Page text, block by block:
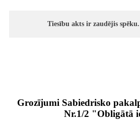
Tiesību akts ir zaudējis spēku.
Grozījumi Sabiedrisko
Nr.1/2 "Obligātā